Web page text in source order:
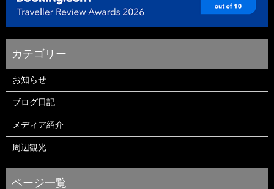
お知らせ
ブログ日記
メディア紹介
周辺観光